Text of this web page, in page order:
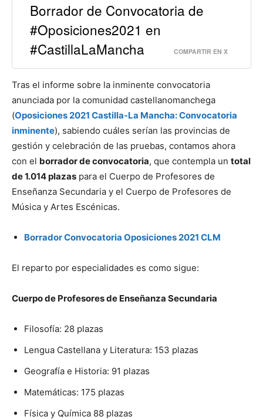
Borrador de Convocatoria de
#Oposiciones2021 en
#CastillaLaMancha
COMPARTIR EN X
Tras el informe sobre la inminente convocatoria
anunciada por la comunidad castellanomanchega
(Oposiciones 2021 Castilla-La Mancha: Convocatoria
inminente), sabiendo cuáles serían las provincias de
gestión y celebración de las pruebas, contamos ahora
con el borrador de convocatoria, que contempla un total
de 1.014 plazas para el Cuerpo de Profesores de
Enseñanza Secundaria y el Cuerpo de Profesores de
Música y Artes Escénicas.
Borrador Convocatoria Oposiciones 2021 CLM
El reparto por especialidades es como sigue:
Cuerpo de Profesores de Enseñanza Secundaria
Filosofía: 28 plazas
Lengua Castellana y Literatura: 153 plazas
Geografía e Historia: 91 plazas
Matemáticas: 175 plazas
Física y Química 88 plazas